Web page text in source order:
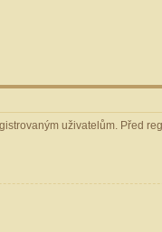
uživatelům. Před